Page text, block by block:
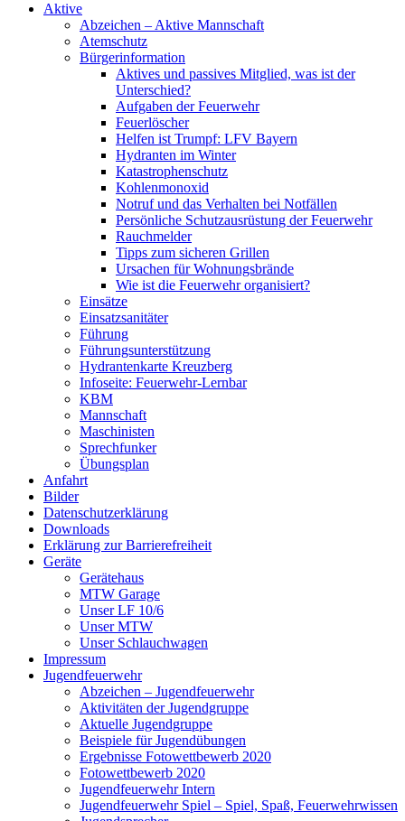
Aktive
Abzeichen – Aktive Mannschaft
Atemschutz
Bürgerinformation
Aktives und passives Mitglied, was ist der
Unterschied?
Aufgaben der Feuerwehr
Feuerlöscher
Helfen ist Trumpf: LFV Bayern
Hydranten im Winter
Katastrophenschutz
Kohlenmonoxid
Notruf und das Verhalten bei Notfällen
Persönliche Schutzausrüstung der Feuerwehr
Rauchmelder
Tipps zum sicheren Grillen
Ursachen für Wohnungsbrände
Wie ist die Feuerwehr organisiert?
Einsätze
Einsatzsanitäter
Führung
Führungsunterstützung
Hydrantenkarte Kreuzberg
Infoseite: Feuerwehr-Lernbar
KBM
Mannschaft
Maschinisten
Sprechfunker
Übungsplan
Anfahrt
Bilder
Datenschutzerklärung
Downloads
Erklärung zur Barriere­frei­heit
Geräte
Gerätehaus
MTW Garage
Unser LF 10/6
Unser MTW
Unser Schlauchwagen
Impressum
Jugendfeuerwehr
Abzeichen – Jugendfeuerwehr
Aktivitäten der Jugendgruppe
Aktuelle Jugendgruppe
Beispiele für Jugendübungen
Ergebnisse Fotowettbewerb 2020
Fotowettbewerb 2020
Jugendfeuerwehr Intern
Jugendfeuerwehr Spiel – Spiel, Spaß, Feuerwehrwissen